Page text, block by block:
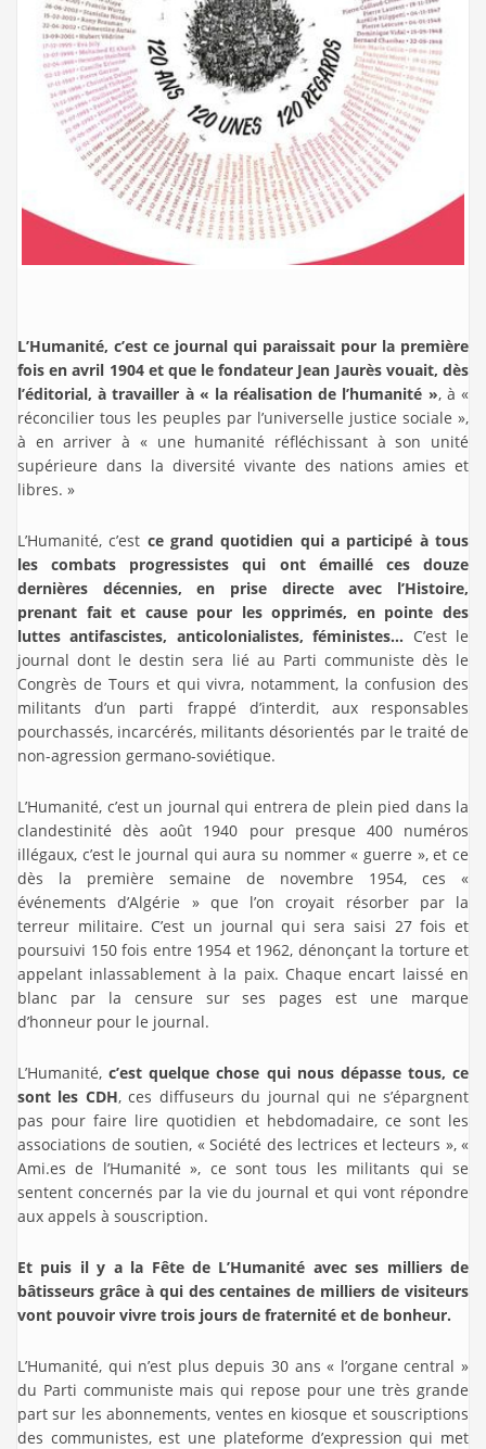
L’Humanité, c’est ce journal qui paraissait pour la première
fois en avril 1904 et que le fondateur Jean Jaurès vouait, dès
l’éditorial, à travailler à « la réalisation de l’humanité », à «
réconcilier tous les peuples par l’universelle justice sociale »,
à en arriver à « une humanité réfléchissant à son unité
supérieure dans la diversité vivante des nations amies et
libres. »
L’Humanité, c’est ce grand quotidien qui a participé à tous
les combats progressistes qui ont émaillé ces douze
dernières décennies, en prise directe avec l’Histoire,
prenant fait et cause pour les opprimés, en pointe des
luttes antifascistes, anticolonialistes, féministes… C’est le
journal dont le destin sera lié au Parti communiste dès le
Congrès de Tours et qui vivra, notamment, la confusion des
militants d’un parti frappé d’interdit, aux responsables
pourchassés, incarcérés, militants désorientés par le traité de
non-agression germano-soviétique.
L’Humanité, c’est un journal qui entrera de plein pied dans la
clandestinité dès août 1940 pour presque 400 numéros
illégaux, c’est le journal qui aura su nommer « guerre », et ce
dès la première semaine de novembre 1954, ces «
événements d’Algérie » que l’on croyait résorber par la
terreur militaire. C’est un journal qui sera saisi 27 fois et
poursuivi 150 fois entre 1954 et 1962, dénonçant la torture et
appelant inlassablement à la paix. Chaque encart laissé en
blanc par la censure sur ses pages est une marque
d’honneur pour le journal.
L’Humanité,c’est quelque chose qui nous dépasse tous, ce
sont les CDH, ces diffuseurs du journal qui ne s’épargnent
pas pour faire lire quotidien et hebdomadaire, ce sont les
associations de soutien, « Société des lectrices et lecteurs », «
Ami.es de l’Humanité », ce sont tous les militants qui se
sentent concernés par la vie du journal et qui vont répondre
aux appels à souscription.
Et puis il y a la Fête de L’Humanité avec ses milliers de
bâtisseurs grâce à qui des centaines de milliers de visiteurs
vont pouvoir vivre trois jours de fraternité et de bonheur.
L’Humanité, qui n’est plus depuis 30 ans « l’organe central »
du Parti communiste mais qui repose pour une très grande
part sur les abonnements, ventes en kiosque et souscriptions
des communistes, est une plateforme d’expression qui met